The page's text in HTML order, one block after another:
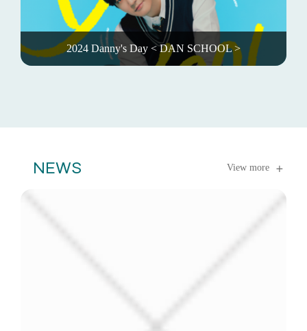
2024 Danny's Day < DAN SCHOOL >
NEWS View more